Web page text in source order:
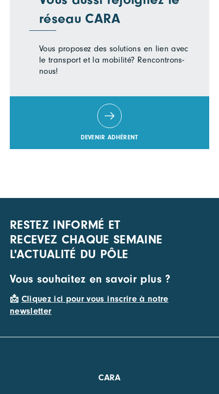
réseau CARA
Vous proposez des solutions en lien avec
le transport et la mobilité? Rencontrons-
nous!
DEVENIR ADHÉRENT
RESTEZ INFORMÉ ET
RECEVEZ CHAQUE SEMAINE
L'ACTUALITÉ DU PÔLE
Vous souhaitez en savoir plus ?
📩 Cliquez ici pour vous inscrire à notre
newsletter
CARA